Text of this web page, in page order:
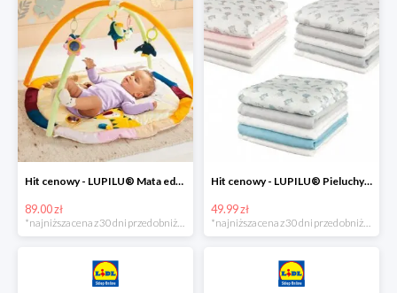
Hit cenowy - LUPILU® Mata edukacyjna dla niemowląt, 1 sztuka
89.00 zł
*najniższa cena z 30 dni przed obniżką
Hit cenowy - LUPILU® Pieluchy tetrowe 80x80 cm, z biobawełny, 5 sztuk
49.99 zł
*najniższa cena z 30 dni przed obniżką